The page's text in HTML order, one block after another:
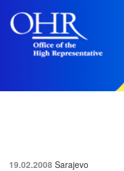
19.02.2008 Sarajevo